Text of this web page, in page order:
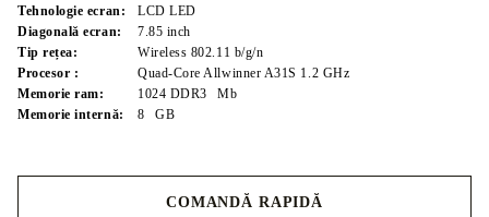
Tehnologie ecran:
LCD LED
Diagonală ecran:
7.85 inch
Tip rețea:
Wireless 802.11 b/g/n
Procesor :
Quad-Core Allwinner A31S 1.2 GHz
Memorie ram:
1024 DDR3
Mb
Memorie internă:
8 GB
COMANDĂ RAPIDĂ